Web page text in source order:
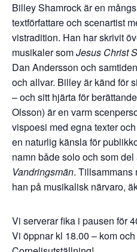
Billey Shamrock är en
textförfattare och scenartist
vistradition. Han har skrivit
musikaler somJesus Christ
Dan Andersson och
och allvar. Billey är känd för
– och sitt hjärta för
Olsson) är en varm
vispoesi med egna texter
en naturlig känsla för
namn både solo och som
Vandringsmän. Tillsammans
han på musikalisk närvaro,
Vi serverar fika i pausen för
Vi öppnar kl 18.00 – kom